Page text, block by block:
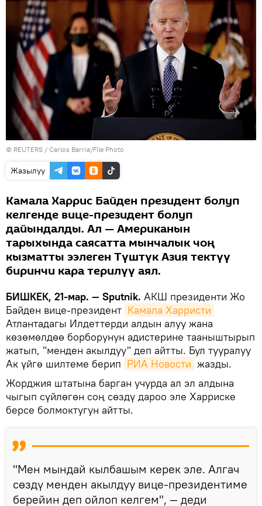
© REUTERS / Carlos Barria/File Photo
Жазылуу
Камала Харрис Байден президент болуп
келгенде вице-президент болуп
дайындалды. Ал — Американын
тарыхында саясатта мынчалык чоң
кызматты ээлеген Түштүк Азия тектүү
биринчи кара терилүү аял.
БИШКЕК, 21-мар. — Sputnik. АКШ президенти Жо
Байден вице-президент Камала Харристи
Атлантадагы Илдеттерди алдын алуу жана
көзөмөлдөө борборунун адистерине тааныштырып
жатып, "менден акылдуу" деп айтты. Бул тууралуу
Ак үйгө шилтеме берип РИА Новости жазды.
Жорджия штатына барган учурда ал эл алдына
чыгып сүйлөгөн соң сөздү дароо эле Харриске
берсе болмоктугун айтты.
"Мен мындай кылбашым керек эле. Алгач
сөздү менден акылдуу вице-президентиме
берейин деп ойлоп келгем", — деди